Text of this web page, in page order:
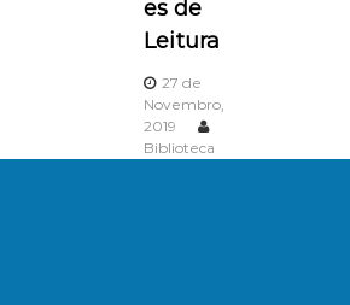
es de
Leitura
27 de
Novembro,
2019
Biblioteca